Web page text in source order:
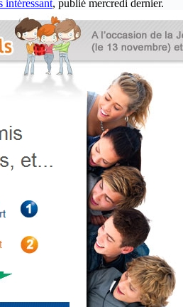
intéressant, publié mercredi dernier.